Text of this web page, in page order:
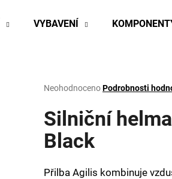
VYBAVENÍ
Průměrné
produktu
je
0,0
hvězdiček.
NeohodnocenoPodrobnosti
Silniční
Black
Přilba Agilis kombinuje
HLEDAT